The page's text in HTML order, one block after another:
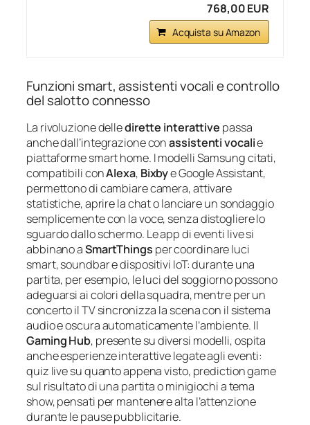
768,00 EUR
Acquista su Amazon
Funzioni smart, assistenti vocali e controllo
del salotto connesso
La rivoluzione delledirette interattive passa
anche dall’integrazione conassistenti vocalie
piattaforme smart home. I modelli Samsung citati,
compatibili conAlexa, Bixbye Google Assistant,
permettono di cambiare camera, attivare
statistiche, aprire la chat o lanciare un sondaggio
semplicemente con la voce, senza distogliere lo
sguardo dallo schermo. Le app di eventi live si
abbinano aSmartThings per coordinare luci
smart, soundbar e dispositivi IoT: durante una
partita, per esempio, le luci del soggiorno possono
adeguarsi ai colori della squadra, mentre per un
concerto il TV sincronizza la scena con il sistema
audio e oscura automaticamente l’ambiente. Il
Gaming Hub, presente su diversi modelli, ospita
anche esperienze interattive legate agli eventi:
quiz live su quanto appena visto, prediction game
sul risultato di una partita o minigiochi a tema
show, pensati per mantenere alta l’attenzione
durante le pause pubblicitarie.